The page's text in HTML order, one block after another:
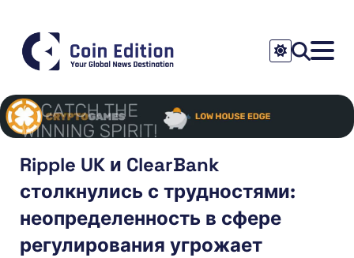
Ripple UK и ClearBank
столкнулись с трудностями:
неопределенность в сфере
регулирования угрожает